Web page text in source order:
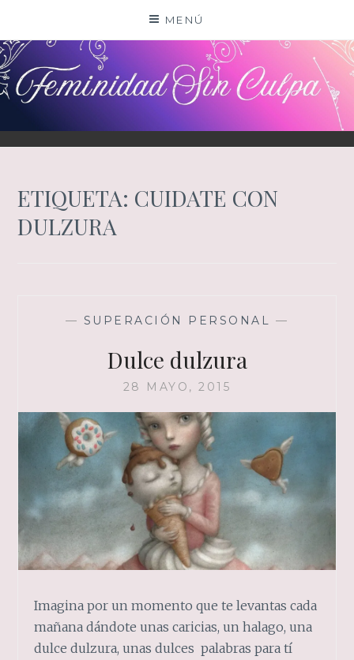
contenido
MENÚ
ETIQUETA: CUIDATE CON
DULZURA
— SUPERACIÓN PERSONAL —
Dulce dulzura
28 MAYO, 2015
Imagina por un momento que te levantas cada
mañana dándote unas caricias, un halago, una
dulce dulzura, unas dulces palabras para tí